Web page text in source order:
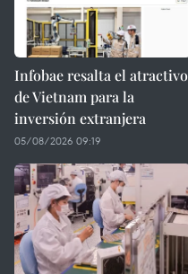
Infobae resalta el atractivo
de Vietnam para la
inversión extranjera
05/08/2026 09:19